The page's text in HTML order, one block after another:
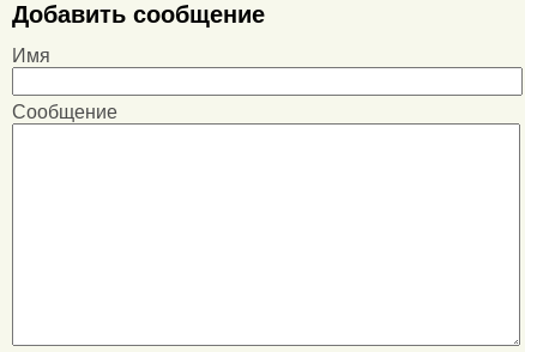
Добавить сообщение
Имя
Сообщение